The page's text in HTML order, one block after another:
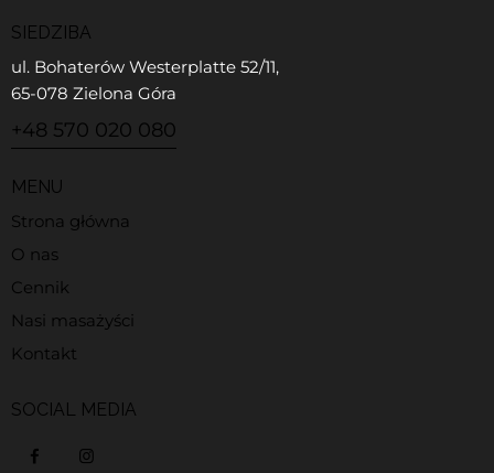
SIEDZIBA
ul. Bohaterów Westerplatte 52/11,
65-078 Zielona Góra
+48 570 020 080
MENU
Strona główna
O nas
Cennik
Nasi masażyści
Kontakt
SOCIAL MEDIA